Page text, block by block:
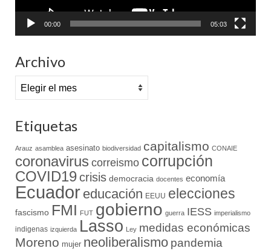
00:00 05:03
Archivo
Etiquetas
Arauz asamblea asesinato biodiversidad capitalismo CONAIE
coronavirus correismo corrupción
COVID19crisis democracia docentes economía
Ecuador educación EEUU elecciones
fascismo FMI FUT gobierno guerra IESS imperialismo
indigenas izquierda Lasso Ley medidas económicas
Moreno mujer neoliberalismo pandemia